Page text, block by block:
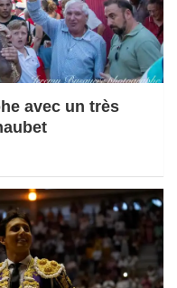
avec un très